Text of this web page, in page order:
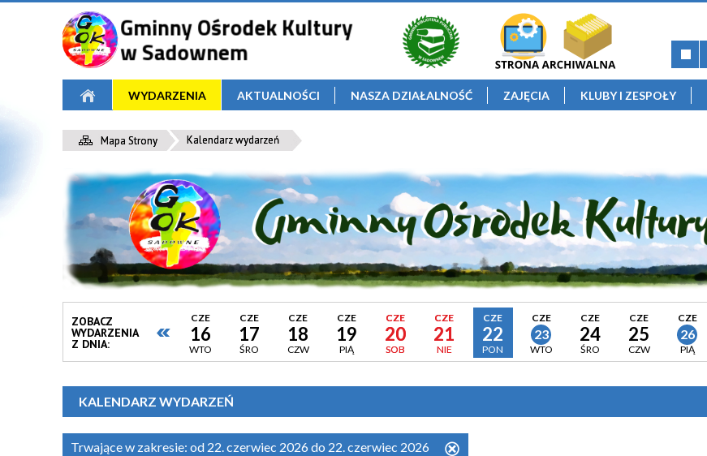
WYDARZENIA AKTUALNOŚCI NASZA DZIAŁALNOŚĆ ZAJĘCIA KLUBY I ZESPOŁY
Mapa Strony Kalendarz wydarzeń
ZOBACZ
WYDARZENIA
Z DNIA:
CZE
16
WTO
CZE
17
ŚRO
CZE
18
CZW
CZE
19
PIĄ
CZE
20
SOB
CZE
21
NIE
CZE
22
PON
CZE
23
WTO
CZE
24
ŚRO
CZE
25
CZW
CZE
26
PIĄ
KALENDARZ WYDARZEŃ
Trwające w zakresie: od 22. czerwiec 2026 do 22. czerwiec 2026